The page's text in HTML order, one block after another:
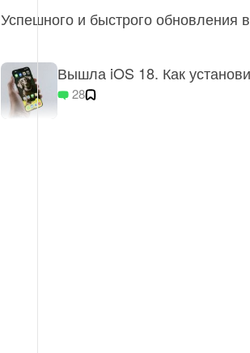
Успешного и быстрого обновления
Вышла iOS 18. Как
28